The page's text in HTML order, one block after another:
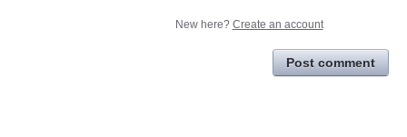
New here? Create an account
Post comment